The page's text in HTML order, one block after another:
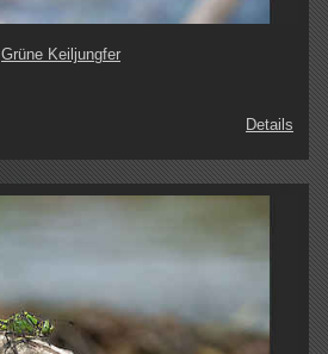
Grüne Keiljungfer
Details